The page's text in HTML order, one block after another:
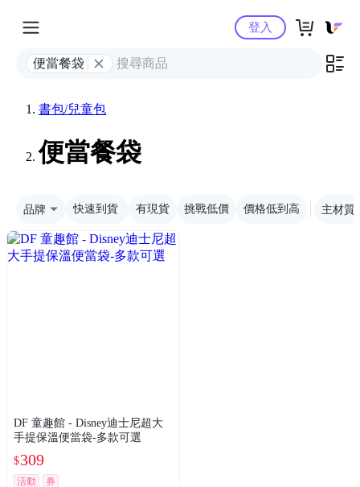
Yahoo購物中心
便當餐袋
登入
書包/兒童包
便當餐袋
品牌 快速到貨 有現貨 挑戰低價 價格低到高 主材質
DF 童趣館 - Disney迪士尼超大
手提保溫便當袋-多款可選
$309
活動 券